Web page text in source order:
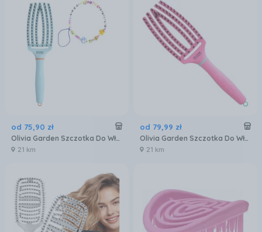
od 75,90 zł
Olivia Garden Szczotka Do Włosów Fingerbrush Care Iconic Niebieski
21 km
od 79,99 zł
Olivia Garden Szczotka Do Włosów Fingerbrush Care Iconic Różowy
21 km